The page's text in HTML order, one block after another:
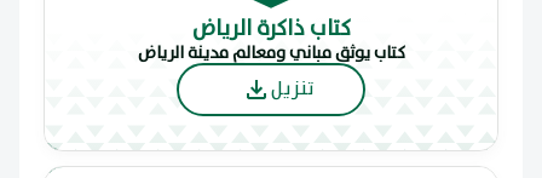
كتاب ذاكرة الرياض
كتاب يوثق مباني ومعالم مدينة الرياض
تنزيل